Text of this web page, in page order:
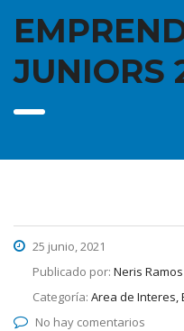
JUNIORS
25 junio, 2021
Publicado por: Neris Ramos
Categoría: Area de Interes,
No hay comentarios